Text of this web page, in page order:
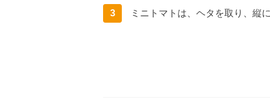
3 ミニトマトは、ヘタを取り、縦